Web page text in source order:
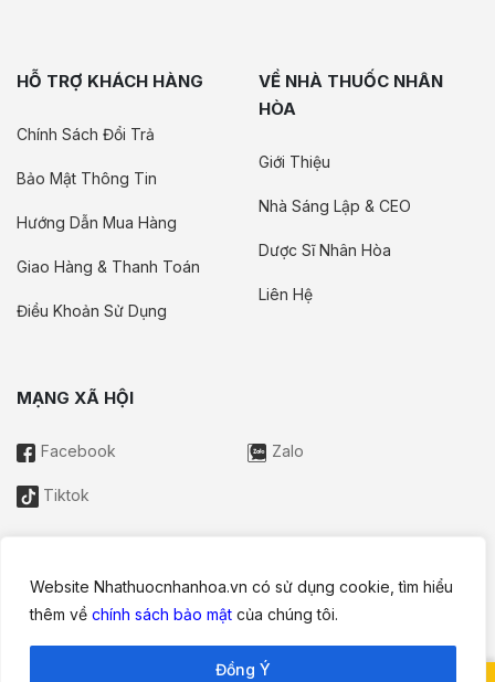
Website Nhathuocnhanhoa.vn có sử dụng cookie, tìm hiểu
thêm về chính sách bảo mật của chúng tôi.
Đồng Ý
HỖ TRỢ KHÁCH HÀNG
Chính Sách Đổi Trả
Bảo Mật Thông Tin
Hướng Dẫn Mua Hàng
Giao Hàng & Thanh Toán
Điều Khoản Sử Dụng
VỀ NHÀ THUỐC NHÂN
HÒA
Giới Thiệu
Nhà Sáng Lập & CEO
Dược Sĩ Nhân Hòa
Liên Hệ
MẠNG XÃ HỘI
Facebook Zalo
Tiktok
Thông tin trên website này chỉ mang tính chất nội bộ tham khảo;
thay thế cho tư vấn, chẩn đoán hoặc điều trị từ nhân viên y tế.